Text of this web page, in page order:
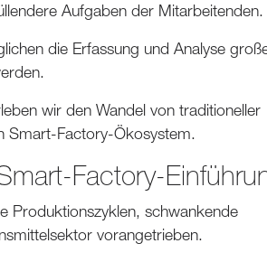
Aufgaben der Mitarbeitenden.
die Erfassung und Analyse
wir den Wandel von traditioneller
Smart-Factory-Ökosystem.
Factory-
Produktionszyklen, schwankende
vorangetrieben.